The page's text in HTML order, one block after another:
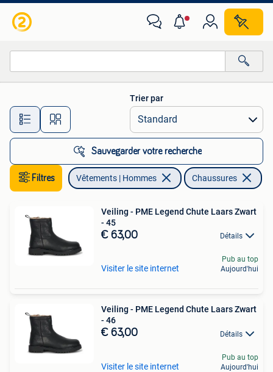
Toutes les distances…
Trier par
Sauvegarder votre recherche
Filtres Vêtements | Hommes Chaussures
Veiling - PME Legend Chute Laars Zwart
- 45
€ 63,00 Détails
Visiter le site internet
Pub au top
Aujourd'hui
Veiling - PME Legend Chute Laars Zwart
- 46
€ 63,00 Détails
Visiter le site internet
Pub au top
Aujourd'hui